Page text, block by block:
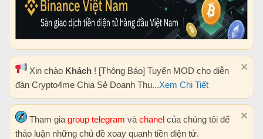
Xin chào Khách ! [Thông Báo] Tuyển MOD cho diễn
đàn Crypto4me Chia Sẻ Doanh Thu...Xem Chi Tiết
Tham gia group telegram và chanel của chúng tôi để
thảo luận những chủ đề xoay quanh tiền điện tử.